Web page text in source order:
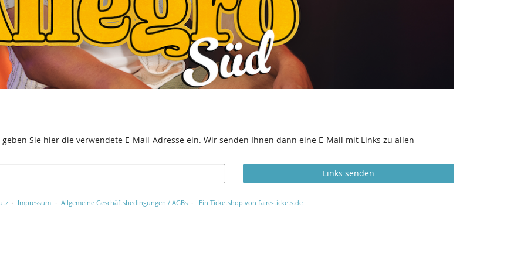
Sie hier die verwendete E-Mail-Adresse ein. Wir senden Ihnen dann eine E-Mail mit Links zu allen
Links senden
Impressum Allgemeine Geschäftsbedingungen / AGBs Ein Ticketshop von faire-tickets.de